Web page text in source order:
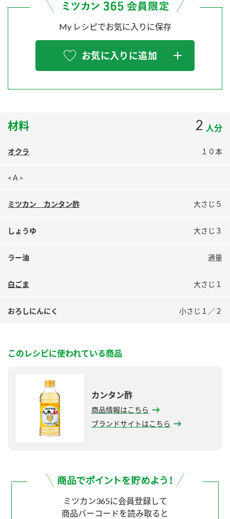
炊き込みご飯の素 米飯用調味液
PIN印
スペシャルサイト
お酢を知ろう！
ぽん酢サワー
鍋奉行マニュアル
ZENB initiative
MIM（ミツカンミュージアム）
各部門が大切にしていること
販売終了製品のご案内
よくあるご質問
地図から取り扱い店舗を探す
検索
業務用サイト 製造所固有記号一覧
My レシピでお気に入りに保存
お気に入りに追加
材料 2 人分
オクラ １０本
<Ａ>
ミツカン カンタン酢 大さじ５
しょうゆ 大さじ３
ラー油 適量
白ごま 大さじ１
おろしにんにく 小さじ１／２
このレシピに使われている商品
カンタン酢
商品情報はこちら
ブランドサイトはこちら
ミツカン365に会員登録して
商品バーコードを読み取ると